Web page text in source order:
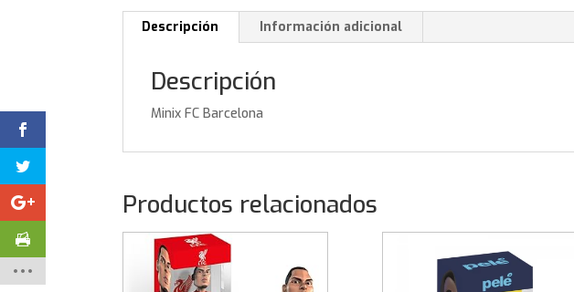
Descripción Información adicional
Descripción
Minix FC Barcelona
Productos relacionados